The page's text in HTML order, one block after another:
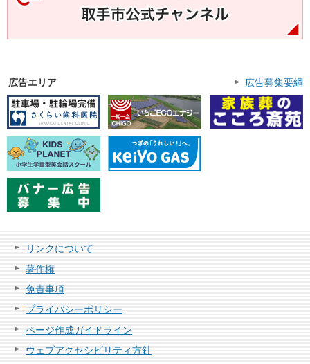
広告エリア 広告募集要綱
リンクについて
著作権
免責事項
プライバシーポリシー
ページ作成ガイドライン
ウェブアクセシビリティ方針